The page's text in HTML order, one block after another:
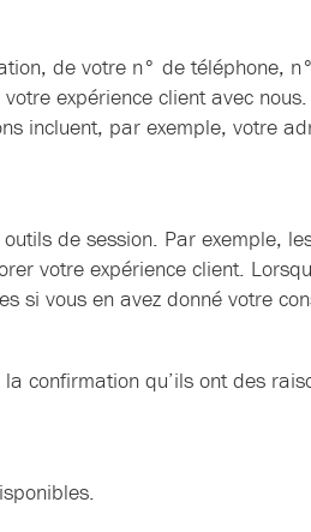
de votre n° de téléphone,
expérience client avec
incluent, par exemple, votre
de session. Par exemple,
votre expérience client.
si vous en avez donné votre
confirmation qu’ils ont des